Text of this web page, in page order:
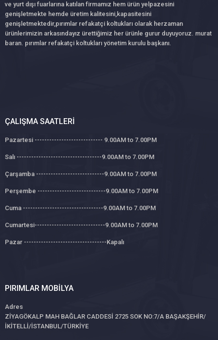
ve yurt dışı fuarlarına katılan firmamız hem ürün yelpazesini
genişletmekte hemde üretim kalitesini,kapasitesini
genişletmektedir,pırımlar refakatçi koltukları olarak herzaman
ürünlerimizin arkasındayız ürettiğimiz her ürünle gurur duyuyoruz. murat
baran. pırımlar refakatçi koltukları yönetim kurulu başkanı.
ÇALIŞMA SAATLERI
Pazartesi ---------------------------- 9.00AM to 7.00PM
Salı -----------------------------------9.00AM to 7.00PM
Çarşamba ----------------------------9.00AM to 7.00PM
Perşembe ----------------------------9.00AM to 7.00PM
Cuma ---------------------------------9.00AM to 7.00PM
Cumartesi-----------------------------9.00AM to 7.00PM
Pazar ----------------------------------Kapalı
PIRIMLAR MOBILYA
Adres
ZİYAGÖKALP MAH BAĞLAR CADDESİ 2725 SOK NO:7/A BAŞAKŞEHİR/
İKİTELLİ/İSTANBUL/TÜRKİYE